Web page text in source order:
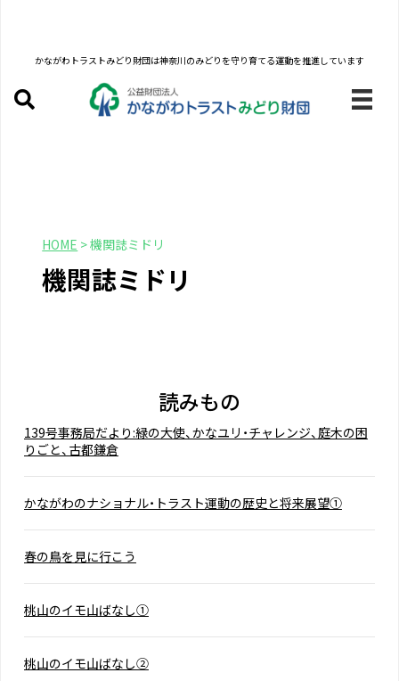
かながわトラストみどり財団は神奈川のみどりを守り育てる運動を推進しています
HOME >機関誌ミドリ
機関誌ミドリ
読みもの
139号事務局だより:緑の大使、かなユリ・チャレンジ、庭木の困
りごと、古都鎌倉
かながわのナショナル・トラスト運動の歴史と将来展望①
春の鳥を見に行こう
桃山のイモ山ばなし①
桃山のイモ山ばなし②